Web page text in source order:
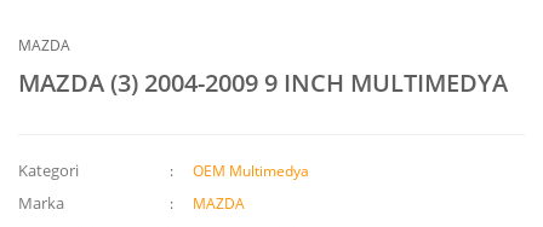
MAZDA
MAZDA (3) 2004-2009 9 INCH MULTIMEDYA
Kategori OEM Multimedya
Marka MAZDA